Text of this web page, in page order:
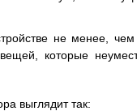
не менее,
которые
выглядит так: